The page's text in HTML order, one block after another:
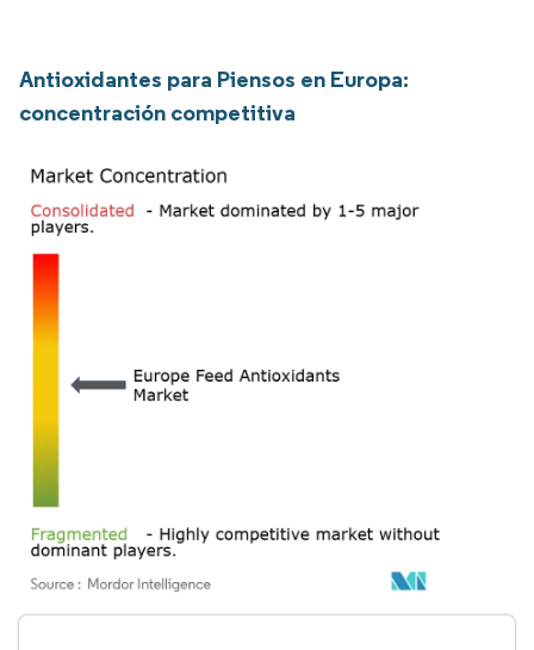
Antioxidantes para Piensos en Europa:
concentración competitiva